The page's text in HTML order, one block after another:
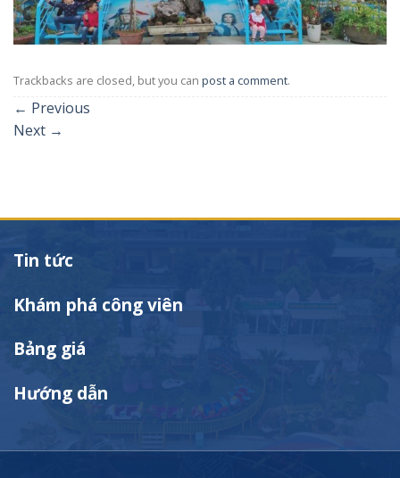
Trackbacks are closed, but you can post a comment.
← Previous
Next →
Tin tức
Khám phá công viên
Bảng giá
Hướng dẫn